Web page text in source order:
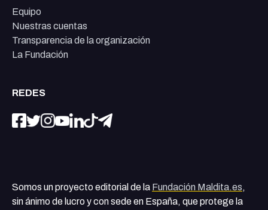
Equipo
Nuestras cuentas
Transparencia de la organización
La Fundación
REDES
Somos un proyecto editorial de la Fundación Maldita.es,
sin ánimo de lucro y con sede en España, que protege la